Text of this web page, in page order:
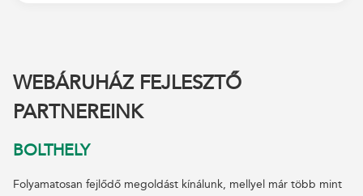
WEBÁRUHÁZ FEJLESZTŐ
PARTNEREINK
BOLTHELY
Folyamatosan fejlődő megoldást kínálunk, mellyel már több mint